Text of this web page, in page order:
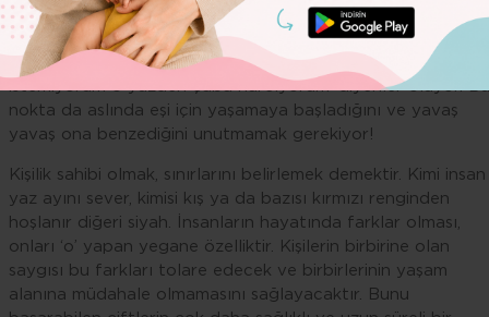
olmaması. Her şey mükemmel gidiyor! Eşlerden birisi diğeri
ne isterse yapıyor. Tabiri caizse ‘saçlarını süpürge eden’ bir
eş oluyor. Sorulduğunda ise, ‘eşimi çok seviyorum, ayrılmak
istemiyorum o yüzden çaba harcıyorum’ diyenler oluyor. Bu
nokta da aslında eşi için yaşamaya başladığını ve yavaş
yavaş ona benzediğini unutmamak gerekiyor!
Kişilik sahibi olmak, sınırlarını belirlemek demektir. Kimi insan
yaz ayını sever, kimisi kış ya da bazısı kırmızı renginden
hoşlanır diğeri siyah. İnsanların hayatında farklar olması,
onları ‘o’ yapan yegane özelliktir. Kişilerin birbirine olan
saygısı bu farkları tolare edecek ve birbirlerinin yaşam
alanına müdahale olmamasını sağlayacaktır. Bunu